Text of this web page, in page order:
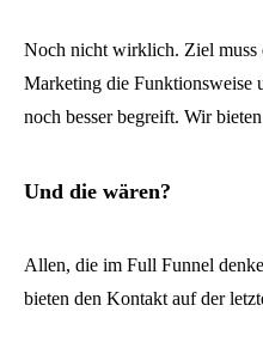
Noch nicht wirklich. Ziel muss
Marketing die Funktionsweise
noch besser begreift. Wir
Und die wären?
Allen, die im Full Funnel
bieten den Kontakt auf der